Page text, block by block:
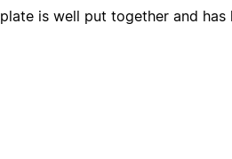
is well put together and